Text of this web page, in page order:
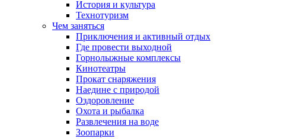
История и культура
Технотуризм
Чем заняться
Приключения и активный отдых
Где провести выходной
Горнолыжные комплексы
Кинотеатры
Прокат снаряжения
Наедине с природой
Оздоровление
Охота и рыбалка
Развлечения на воде
Зоопарки